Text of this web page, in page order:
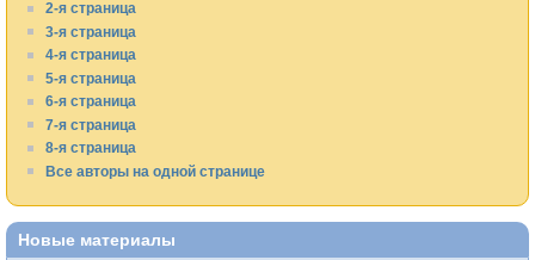
2-я страница
3-я страница
4-я страница
5-я страница
6-я страница
7-я страница
8-я страница
Все авторы на одной странице
Новые материалы